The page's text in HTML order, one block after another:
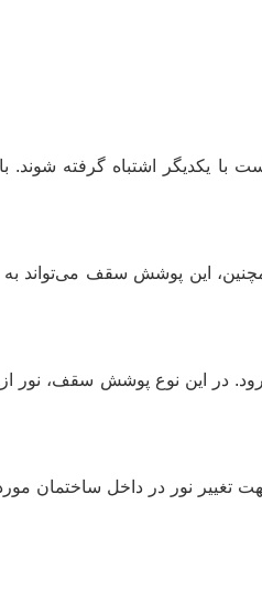
یکدیگر اشتباه گرفته
این پوشش سقف می‌تواند
در این نوع پوشش سقف، نور
تغییر نور در داخل ساختمان